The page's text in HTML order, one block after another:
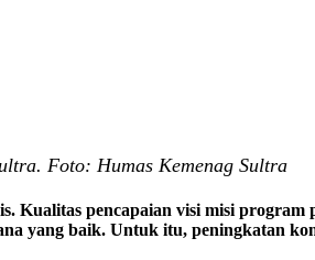
Foto: Humas Kemenag Sultra
Kualitas pencapaian visi misi
yang baik. Untuk itu, peningkatan